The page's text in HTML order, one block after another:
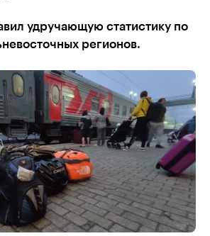
удручающую статистику по
регионов.